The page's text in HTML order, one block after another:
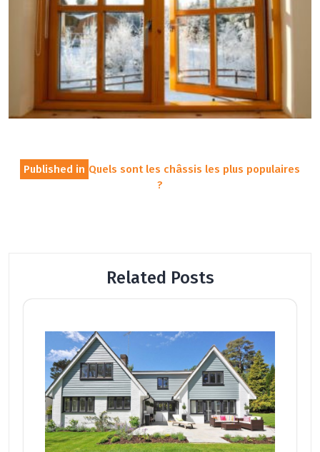
Navigation
de
Published in Quels sont les châssis les plus populaires
?
Related Posts